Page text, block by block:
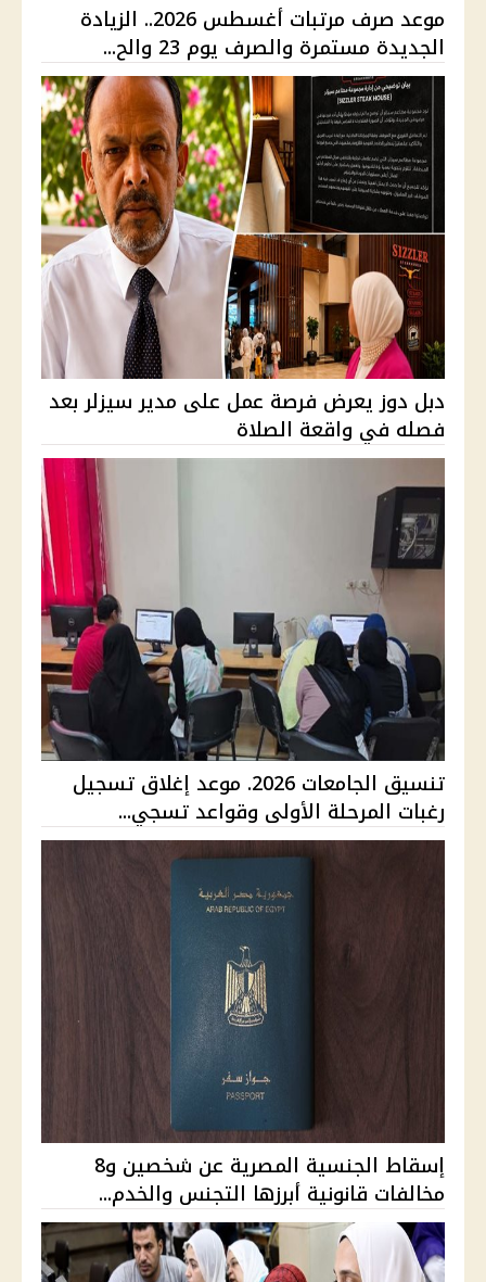
موعد صرف مرتبات أغسطس 2026.. الزيادة
الجديدة مستمرة والصرف يوم 23 والح...
دبل دوز يعرض فرصة عمل على مدير سيزلر بعد
فصله في واقعة الصلاة
تنسيق الجامعات 2026. موعد إغلاق تسجيل
رغبات المرحلة الأولى وقواعد تسجي...
إسقاط الجنسية المصرية عن شخصين و8
مخالفات قانونية أبرزها التجنس والخدم...